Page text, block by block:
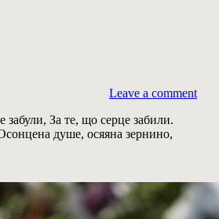
Leave a comment
За те, що серце забили.
душе, осяяна зернино,